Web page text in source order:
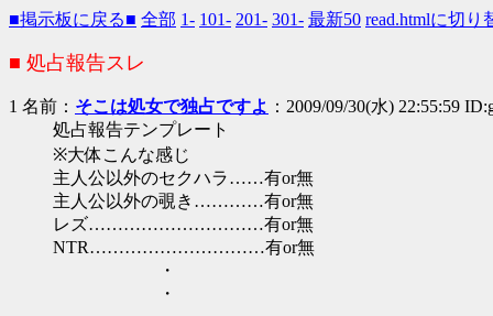
■掲示板に戻る■ 全部 1- 101- 201- 301- 最新50 read.htmlに切り
■ 処占報告スレ
1 名前： そこは処女で独占ですよ ：2009/09/30(水) 22:55:59
処占報告テンプレート
※大体こんな感じ
主人公以外のセクハラ……有or無
主人公以外の覗き…………有or無
レズ…………………………有or無
NTR…………………………有or無
・
・